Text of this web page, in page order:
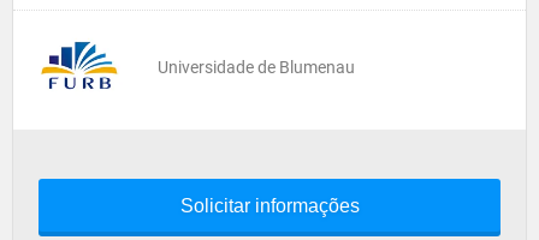
Universidade de Blumenau
Solicitar informações